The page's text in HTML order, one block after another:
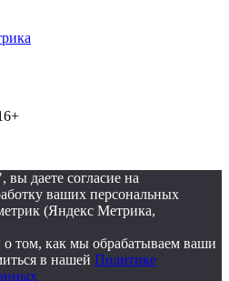
даете согласие на
ваших персональных
(Яндекс Метрика,
том, как мы обрабатываем ваши
в нашей Политике